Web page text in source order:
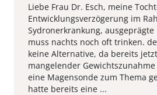
Liebe Frau Dr. Esch, meine
Entwicklungsverzögerung im
Sydronerkrankung,
muss nachts noch oft trinken.
keine Alternative, da bereits
mangelender
eine Magensonde zum Thema
hatte bereits eine ...